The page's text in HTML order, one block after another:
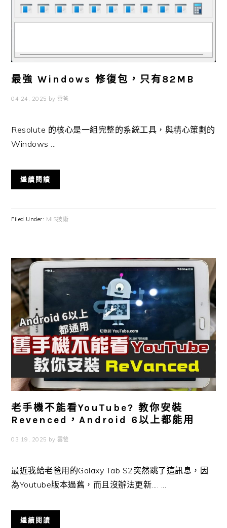
最強 Windows 修復包，只有82MB
04 24, 2025 by 雲爸
Resolute 的核心是一組完整的系統工具，與精心策劃的
Windows ...
繼續閱讀
Filed Under: MIS技術
老手機不能看YouTube? 教你安裝
Revenced，Android 6以上都能用
03 19, 2025 by 雲爸
最近我給老爸用的Galaxy Tab S2突然跳了這訊息，因
為Youtube版本過舊，而且沒辦法更新.... ...
繼續閱讀